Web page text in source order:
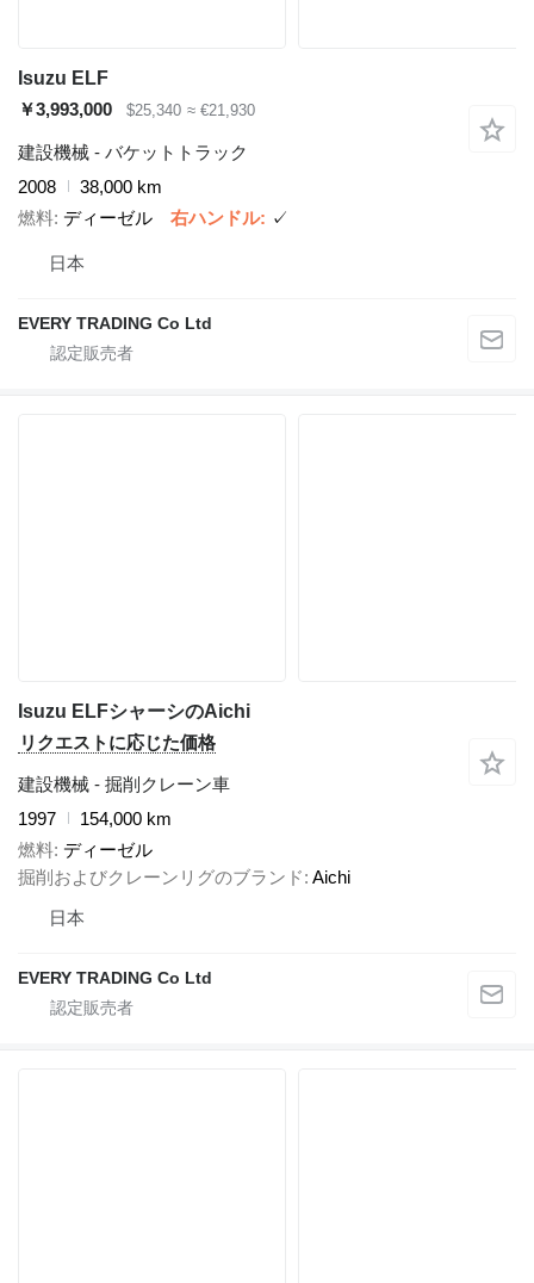
Isuzu ELF
￥3,993,000
$25,340 ≈ €21,930
建設機械 - バケットトラック
2008
38,000 km
燃料 ディーゼル 右ハンドル ✓
日本
EVERY TRADING Co Ltd
Isuzu ELFシャーシのAichi
リクエストに応じた価格
建設機械 - 掘削クレーン車
1997
154,000 km
燃料 ディーゼル
掘削およびクレーンリグのブランド Aichi
日本
EVERY TRADING Co Ltd